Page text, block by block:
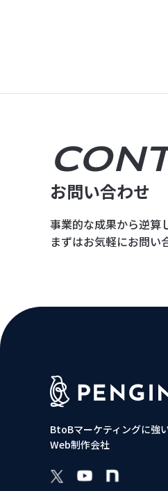
お問い合わせ
事業的な成果から逆算
まずはお気軽にお問い
BtoBマーケティングに強
Web制作会社